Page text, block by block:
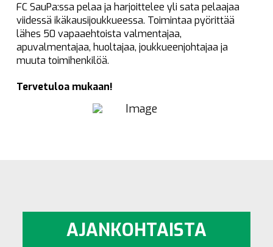
FC SauPa:ssa pelaa ja harjoittelee yli sata pelaajaa
viidessä ikäkausijoukkueessa. Toimintaa pyörittää
lähes 50 vapaaehtoista valmentajaa,
apuvalmentajaa, huoltajaa, joukkueenjohtajaa ja
muuta toimihenkilöä.
Tervetuloa mukaan!
AJANKOHTAISTA